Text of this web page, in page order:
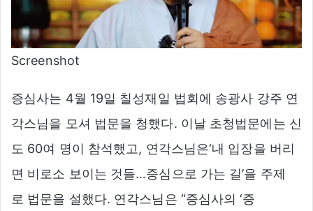
Screenshot
증심사는 4월 19일 칠성재일 법회에 송광사 강주 연
각스님을 모셔 법문을 청했다. 이날 초청법문에는 신
도 60여 명이 참석했고, 연각스님은‘내 입장을 버리
면 비로소 보이는 것들…증심으로 가는 길’을 주제
로 법문을 설했다. 연각스님은 “증심사의 ‘증